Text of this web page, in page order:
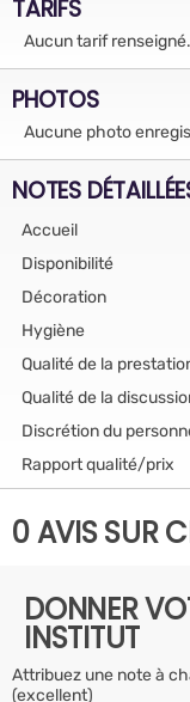
TARIFS
Aucun tarif renseigné.
PHOTOS
Aucune photo
NOTES
Accueil
Disponibilité
Décoration
Hygiène
Qualité de la
Qualité de la
Discrétion du
Rapport qualité/prix
0 AVIS SUR
DONNER
INSTITUT
Attribuez une note à
(excellent)